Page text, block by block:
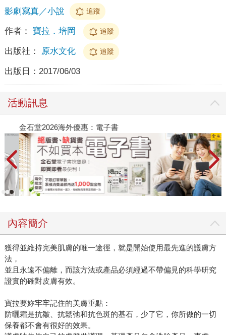
影劇寫真／小說
追蹤
作者： 寶拉．培岡 追蹤
出版社： 原水文化 追蹤
出版日： 2017/06/03
活動訊息
金石堂2026海外優惠：電子書
內容簡介
獲得並維持完美肌膚的唯一途徑，就是開始使用最先進的護膚方
法，
並且永遠不偏離，而該方法或產品必須經過不帶偏見的科學研究
證實的確對皮膚有效。
寶拉要妳牢牢記住的美膚重點：
防曬霜是抗皺、抗鬆弛和抗色斑的基石，少了它，你所做的一切
保養都不會有很好的效果。